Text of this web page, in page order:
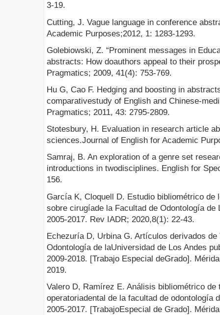
3-19.
Cutting, J. Vague language in conference
Academic Purposes;2012, 1: 1283-1293.
Golebiowski, Z. “Prominent messages in
abstracts: How doauthors appeal to their
Pragmatics; 2009, 41(4): 753-769.
Hu G, Cao F. Hedging and boosting in
comparativestudy of English and Chinese-
Pragmatics; 2011, 43: 2795-2809.
Stotesbury, H. Evaluation in research article
sciences.Journal of English for Academic
Samraj, B. An exploration of a genre set
introductions in twodisciplines. English for
156.
García K, Cloquell D. Estudio bibliométrico de
sobre cirugíade la Facultad de Odontología de
2005-2017. Rev IADR; 2020,8(1): 22-43.
Echezuría D, Urbina G. Artículos derivados de
Odontología de laUniversidad de Los Andes
2009-2018. [Trabajo Especial deGrado].
2019.
Valero D, Ramírez E. Análisis bibliométrico
operatoriadental de la facultad de odontología
2005-2017. [TrabajoEspecial de Grado].